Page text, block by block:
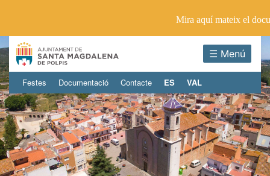
☰ Menú
Festes Documentació Contacte ES VAL
Mira aquí mateix el